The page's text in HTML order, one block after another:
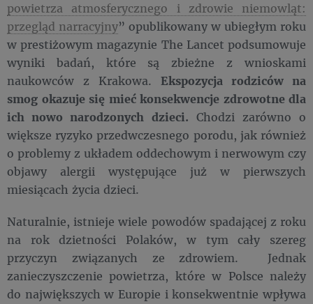
powietrza atmosferycznego i zdrowie niemowląt:
przegląd narracyjny” opublikowany w ubiegłym roku
w prestiżowym magazynie The Lancet podsumowuje
wyniki badań, które są zbieżne z wnioskami
naukowców z Krakowa. Ekspozycja rodziców na
smog okazuje się mieć konsekwencje zdrowotne dla
ich nowo narodzonych dzieci. Chodzi zarówno o
większe ryzyko przedwczesnego porodu, jak również
o problemy z układem oddechowym i nerwowym czy
objawy alergii występujące już w pierwszych
miesiącach życia dzieci.
Naturalnie, istnieje wiele powodów spadającej z roku
na rok dzietności Polaków, w tym cały szereg
przyczyn związanych ze zdrowiem. Jednak
zanieczyszczenie powietrza, które w Polsce należy
do największych w Europie i konsekwentnie wpływa